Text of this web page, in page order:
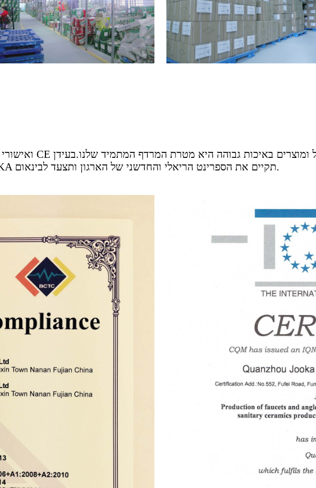
של שיתוף פעולה בינלאומי והגברת התחרות.חברת JOOKA תקיים את הספרינט הריאלי והחדשני של הארגון ותצעד לבינאום.